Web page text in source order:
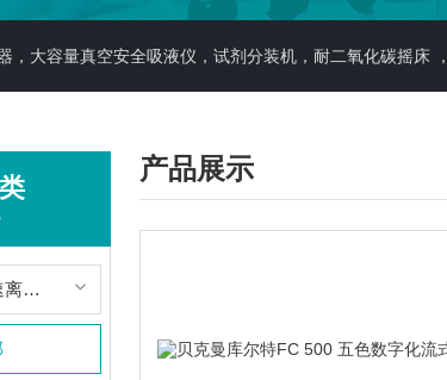
，大容量真空安全吸液仪，试剂分装机，耐二氧化碳摇床
美国Beckman 超速离心管
产品展示